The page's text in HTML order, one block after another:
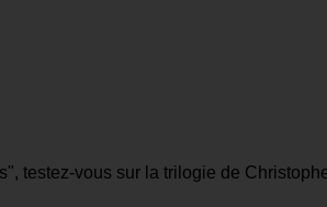
testez-vous sur la trilogie de